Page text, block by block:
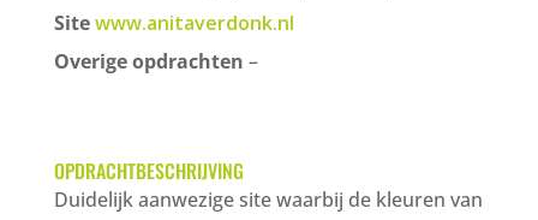
Sitewww.anitaverdonk.nl
Overige opdrachten –
OPDRACHTBESCHRIJVING
Duidelijk aanwezige site waarbij de kleuren van